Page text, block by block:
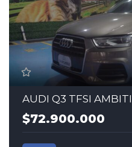
AUDI Q3 TFSI
$72.900.000